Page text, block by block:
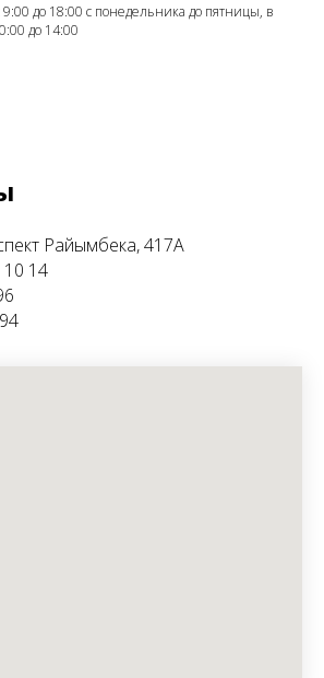
9:00 до 18:00 с понедельника до пятницы, в
до 14:00
Райымбека, 417А
10 14